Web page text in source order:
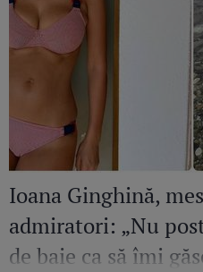
Ioana Ginghină,
admiratori: „Nu
de baie ca să îmi